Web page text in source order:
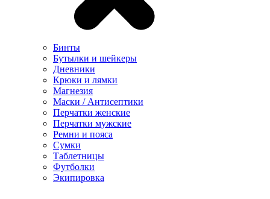
Бинты
Бутылки и шейкеры
Дневники
Крюки и лямки
Магнезия
Маски / Антисептики
Перчатки женские
Перчатки мужские
Ремни и пояса
Сумки
Таблетницы
Футболки
Экипировка